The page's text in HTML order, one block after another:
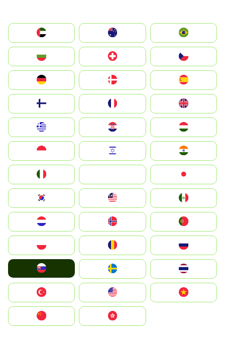
الإمارات العربية المتحدة
Switzerland
Deutschland
United Kingdom
Magyarország
South Korea
United States
中國香港特別行政區